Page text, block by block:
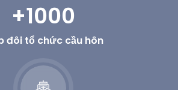
+1000
đôi tổ chức cầu hôn